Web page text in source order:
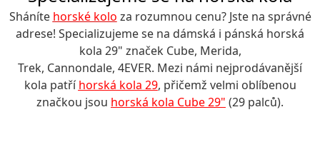
Sháníte horské kolo za rozumnou cenu? Jste na správné
adrese! Specializujeme se na dámská i pánská horská
kola 29" značek Cube, Merida,
Trek, Cannondale, 4EVER. Mezi námi nejprodávanější
kola patříhorská kola 29, přičemž velmi oblíbenou
značkou jsou horská kola Cube 29" (29 palců).